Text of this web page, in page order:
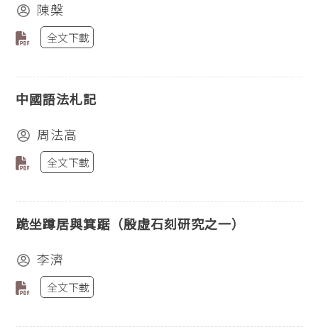
陳槃
全文下載
中國語法札記
周法高
全文下載
跪坐蹲居與箕踞（殷虛石刻研究之一）
李濟
全文下載